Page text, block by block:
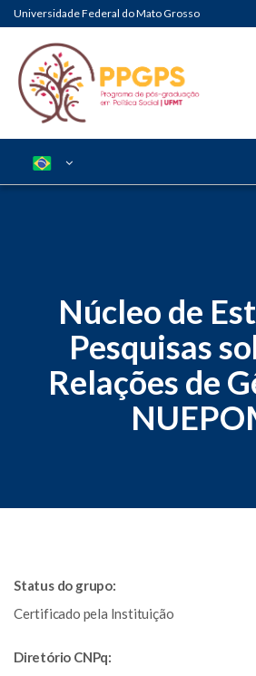
Universidade Federal do Mato Grosso
Núcleo de
Pesquisas
Relações de
Status do grupo:
Certificado pela Instituição
Diretório CNPq: